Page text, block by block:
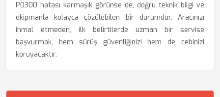
P0300 hatası karmaşık görünse de, doğru teknik bilgi ve
ekipmanla kolayca çözülebilen bir durumdur. Aracınızı
ihmal etmeden, ilk belirtilerde uzman bir servise
başvurmak, hem sürüş güvenliğinizi hem de cebinizi
koruyacaktır.